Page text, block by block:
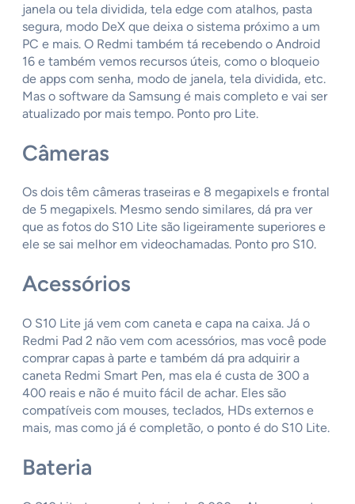
janela ou tela dividida, tela edge com atalhos, pasta
segura, modo DeX que deixa o sistema próximo a um
PC e mais. O Redmi também tá recebendo o Android
16 e também vemos recursos úteis, como o bloqueio
de apps com senha, modo de janela, tela dividida, etc.
Mas o software da Samsung é mais completo e vai ser
atualizado por mais tempo. Ponto pro Lite.
Câmeras
Os dois têm câmeras traseiras e 8 megapixels e frontal
de 5 megapixels. Mesmo sendo similares, dá pra ver
que as fotos do S10 Lite são ligeiramente superiores e
ele se sai melhor em videochamadas. Ponto pro S10.
Acessórios
O S10 Lite já vem com caneta e capa na caixa. Já o
Redmi Pad 2 não vem com acessórios, mas você pode
comprar capas à parte e também dá pra adquirir a
caneta Redmi Smart Pen, mas ela é custa de 300 a
400 reais e não é muito fácil de achar. Eles são
compatíveis com mouses, teclados, HDs externos e
mais, mas como já é completão, o ponto é do S10 Lite.
Bateria